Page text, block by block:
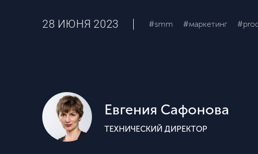
28 ИЮНЯ 2023 #smm #маркетинг
Евгения Сафонова
ТЕХНИЧЕСКИЙ ДИРЕКТОР